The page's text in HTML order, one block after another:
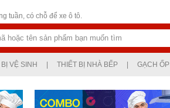
tuần, có chỗ để xe ô tô.
VỆ SINH THIẾT BỊ NHÀ BẾP GẠCH